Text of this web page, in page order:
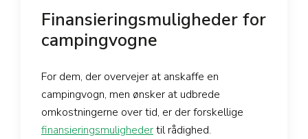
Finansieringsmuligheder for
campingvogne
For dem, der overvejer at anskaffe en
campingvogn, men ønsker at udbrede
omkostningerne over tid, er der forskellige
finansieringsmulighedertil rådighed.